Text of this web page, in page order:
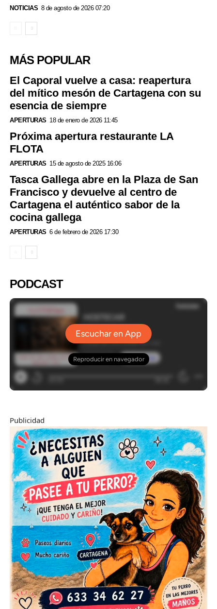
NOTICIAS 8 de agosto de 2026 07:20
MÁS POPULAR
El Caporal vuelve a casa: reapertura
del mítico mesón de Cartagena con su
esencia de siempre
APERTURAS 18 de enero de 2026 11:45
Próxima apertura restaurante LA
FLOTA
APERTURAS 15 de agosto de 2025 16:06
Tasca Gallega abre en la Plaza de San
Francisco y devuelve al centro de
Cartagena el auténtico sabor de la
cocina gallega
APERTURAS 6 de febrero de 2026 17:30
PODCAST
Publicidad